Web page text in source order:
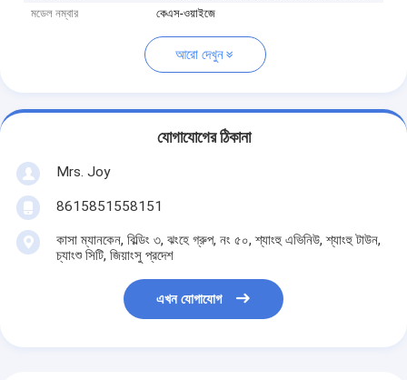
মডেল নম্বার
কেএস-ওয়াইজে
আরো দেখুন
যোগাযোগের ঠিকানা
Mrs. Joy
8615851558151
কাসা ম্যানকেন, বিল্ডিং ৩, ঝংহে গ্রুপ, নং ৫০, শ্যাংহু এভিনিউ, শ্যাংহু টাউন,
চ্যাংশু সিটি, জিয়াংসু প্রদেশ
এখন যোগাযোগ